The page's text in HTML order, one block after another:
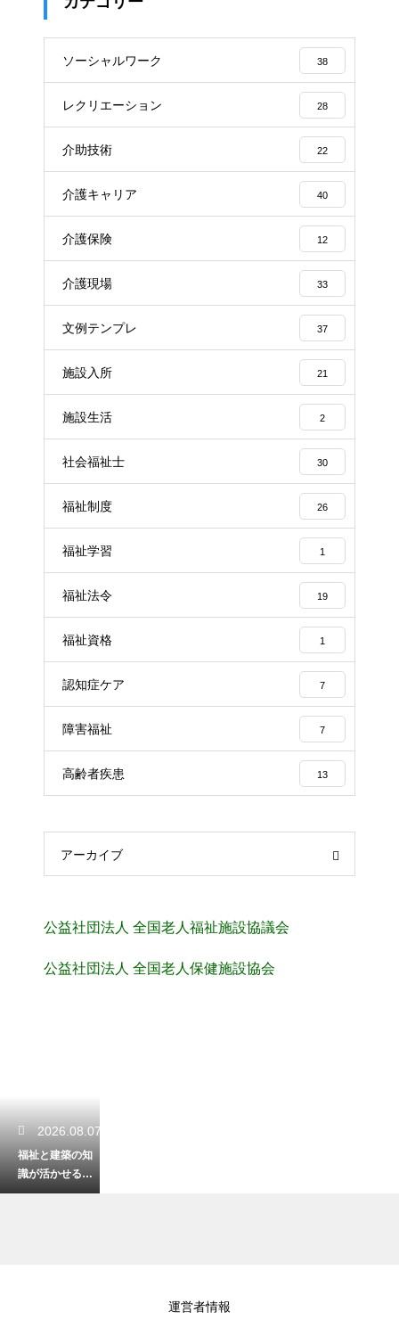
ソーシャルワーク 38
レクリエーション 28
介助技術 22
介護キャリア 40
介護保険 12
介護現場 33
文例テンプレ 37
施設入所 21
施設生活 2
社会福祉士 30
福祉制度 26
福祉学習 1
福祉法令 19
福祉資格 1
認知症ケア 7
障害福祉 7
高齢者疾患 13
アーカイブ
公益社団法人 全国老人福祉施設協議会
公益社団法人 全国老人保健施設協会
2026.08.07
福祉と建築の知
識が活かせる資
格！バリアフリ
運営者情報